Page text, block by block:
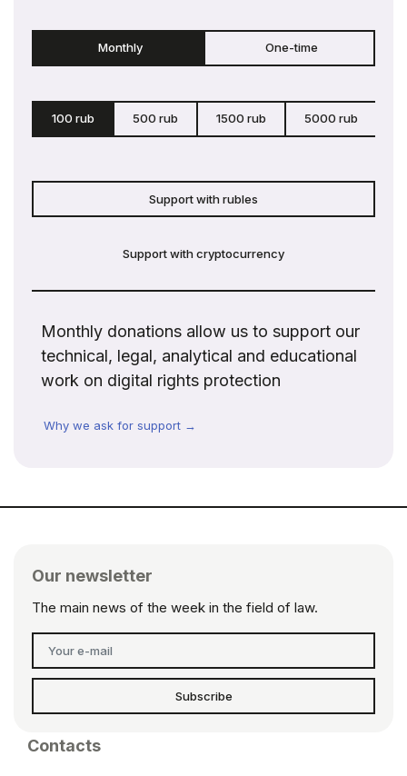
Monthly One-time
100 rub 500 rub 1500 rub 5000 rub
Support with rubles
Support with cryptocurrency
Monthly donations allow us to support our
technical, legal, analytical and educational
work on digital rights protection
Why we ask for support →
Our newsletter
The main news of the week in the field of law.
Subscribe
Contacts